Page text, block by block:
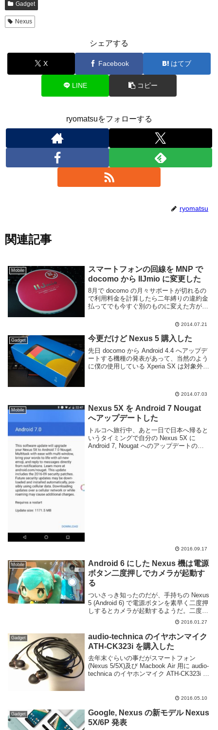
Gadget
Nexus
シェアする
X Facebook はてブ
LINE コピー
ryomatsuをフォローする
ryomatsu
関連記事
Mobile
スマートフォンの回線を MNP で
docomo から IIJmio に変更した
8月で docomo の月々サポートが切れるの
で利用料金を計算したら二年縛りの違約金
払ってでも今すぐ別のものに変えた方が安
質がまともそうな IIJmio に MNP でキャリ
2014.07.21
Gadget 今更だけど Nexus 5 購入した
先日 docomo から Android 4.4 へアップデ
ートする機種の発表があって、当然のよう
に僕の使用している Xperia SX は対象外だ
2014.07.03
Mobile
Nexus 5X を Android 7 Nougat
へアップデートした
トルコへ旅行中、あと一日で日本へ帰ると
いうタイミングで自分の Nexus 5X に
Android 7, Nougat へのアップデートの通
2016.09.17
Mobile
Android 6 にした Nexus 機は電源
ボタン二度押しでカメラが起動す
る
ついさっき知ったのだが、手持ちの Nexus
5 (Android 6) で電源ボタンを素早く二度押
しするとカメラが起動するようだ。二度押
し後バイブが鳴りカメラが起動する。一度
電源ボタンを押したタイミングでロック状
態に入るので、右上に鍵マー...
2016.01.27
Gadget
audio-technica のイヤホンマイク
ATH-CK323i を購入した
去年末ぐらいの事だがスマートフォン
(Nexus 5/5X)及び Macbook Air 用に audio-
technica のイヤホンマイク ATH-CK323i を
2016.05.10
Gadget
Google, Nexus の新モデル Nexus
5X/6P 発表